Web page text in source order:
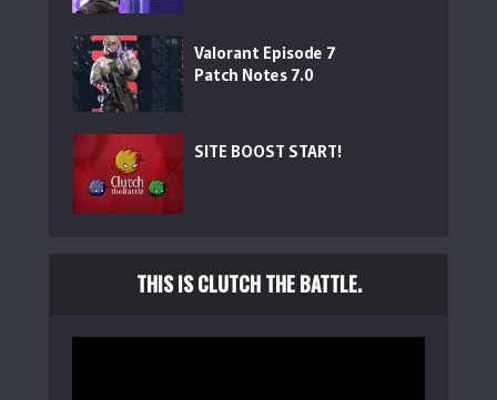
Valorant Episode 7
Patch Notes 7.0
SITE BOOST START!
THIS IS CLUTCH THE BATTLE.